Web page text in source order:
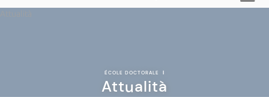
ÉCOLE DOCTORALE |
Attualità